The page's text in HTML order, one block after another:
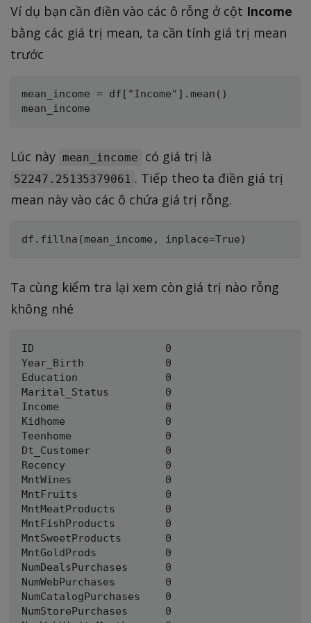
Ví dụ bạn cần điền vào các ô rỗng ở cột Income
bằng các giá trị mean, ta cần tính giá trị mean
trước
mean_income = df["Income"].mean()
Lúc này mean_income có giá trị là
52247.25135379061 . Tiếp theo ta điền giá trị
mean này vào các ô chứa giá trị rỗng.
Ta cùng kiểm tra lại xem còn giá trị nào rỗng
không nhé
ID                     0
Year_Birth             0
Education              0
Marital_Status         0
Income                 0
Kidhome                0
Teenhome               0
Dt_Customer            0
Recency                0
MntWines               0
MntFruits              0
MntMeatProducts        0
MntFishProducts        0
MntSweetProducts       0
MntGoldProds           0
NumDealsPurchases      0
NumWebPurchases        0
NumCatalogPurchases    0
NumStorePurchases      0